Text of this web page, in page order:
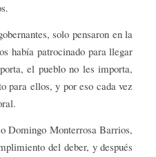
solo pensaron en la
había patrocinado para llegar
el pueblo no les importa,
para ellos, y por eso cada vez
Domingo Monterrosa Barrios,
del deber, y después